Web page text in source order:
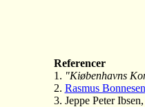
Referencer
1. "Kiøbenhavns
2. Rasmus Bonnesen
3. Jeppe Peter Ibsen,